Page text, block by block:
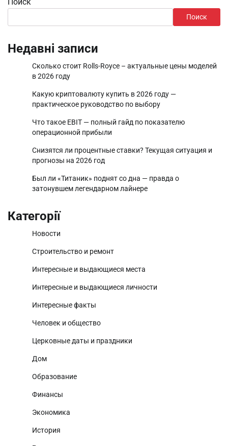
Поиск
Поиск
Недавні записи
Сколько стоит Rolls-Royce – актуальные цены моделей
в 2026 году
Какую криптовалюту купить в 2026 году —
практическое руководство по выбору
Что такое EBIT — полный гайд по показателю
операционной прибыли
Снизятся ли процентные ставки? Текущая ситуация и
прогнозы на 2026 год
Был ли «Титаник» поднят со дна — правда о
затонувшем легендарном лайнере
Категорії
Новости
Строительство и ремонт
Интересные и выдающиеся места
Интересные и выдающиеся личности
Интересные факты
Человек и общество
Церковные даты и праздники
Дом
Образование
Финансы
Экономика
История